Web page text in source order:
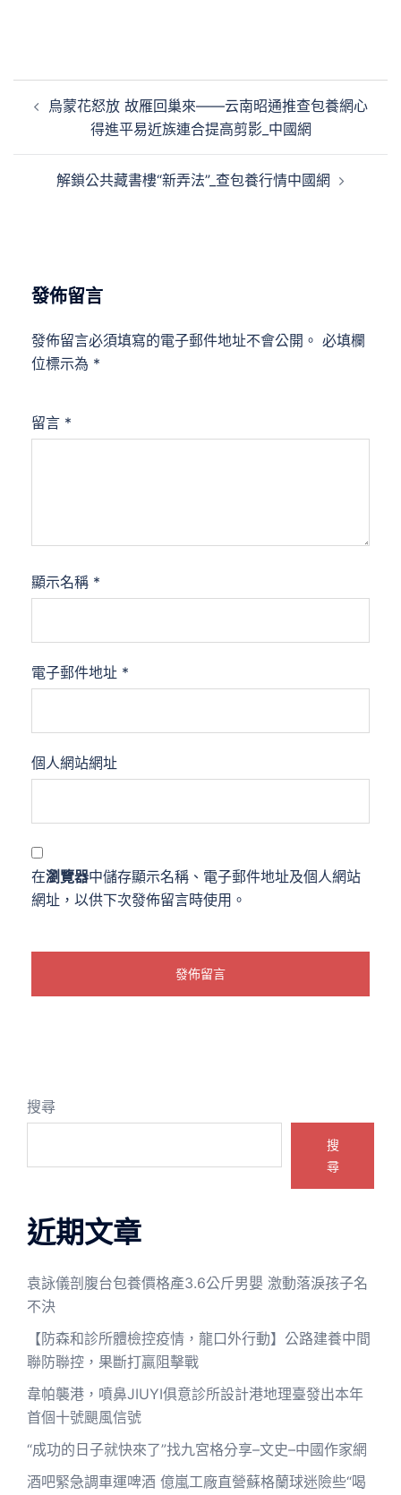
烏蒙花怒放 故雁回巢來——云南昭通推查包養網心
得進平易近族連合提高剪影_中國網
解鎖公共藏書樓“新弄法”_查包養行情中國網
發佈留言
發佈留言必須填寫的電子郵件地址不會公開。 必填欄
位標示為 *
留言 *
顯示名稱 *
電子郵件地址 *
個人網站網址
在瀏覽器中儲存顯示名稱、電子郵件地址及個人網站
網址，以供下次發佈留言時使用。
搜尋
搜
尋
近期文章
袁詠儀剖腹台包養價格產3.6公斤男嬰 激動落淚孩子名
不決
【防森和診所體檢控疫情，龍口外行動】公路建養中間
聯防聯控，果斷打贏阻擊戰
韋帕襲港，噴鼻JIUYI俱意診所設計港地理臺發出本年
首個十號颶風信號
“成功的日子就快來了”找九宮格分享–文史–中國作家網
酒吧緊急調車運啤酒 億嵐工廠直營蘇格蘭球迷險些“喝